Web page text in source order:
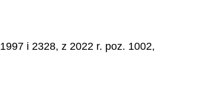
i 2328, z 2022 r. poz. 1002,